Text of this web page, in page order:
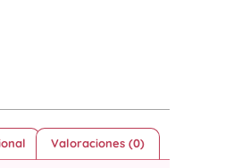
Valoraciones (0)